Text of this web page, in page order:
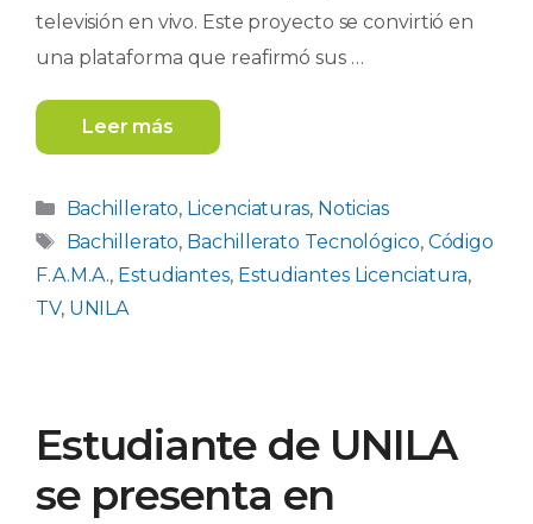
televisión en vivo. Este proyecto se convirtió en
una plataforma que reafirmó sus …
Leer más
Categorías
Bachillerato, Licenciaturas, Noticias
Etiquetas
Bachillerato, Bachillerato Tecnológico, Código
F.A.M.A., Estudiantes, Estudiantes Licenciatura,
TV, UNILA
Estudiante de UNILA
se presenta en